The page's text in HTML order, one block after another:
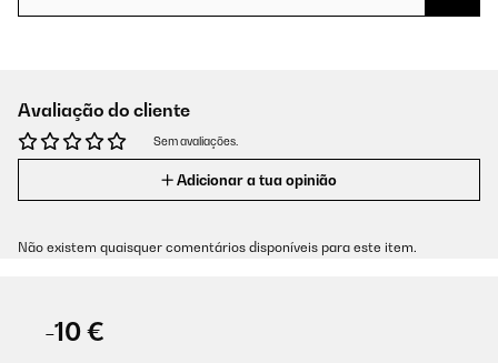
Avaliação do cliente
Sem avaliações.
Adicionar a tua opinião
Não existem quaisquer comentários disponíveis para este item.
-10 €